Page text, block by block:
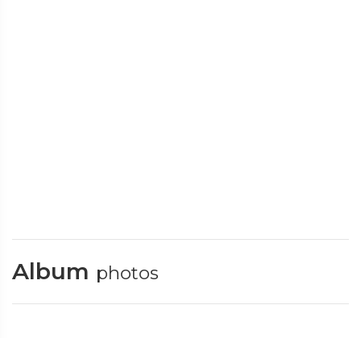
Album photos